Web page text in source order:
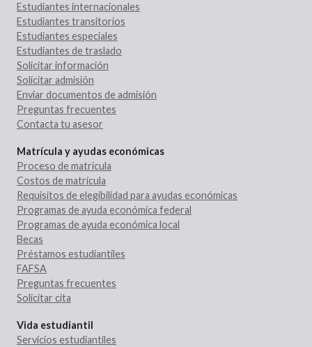
Estudiantes internacionales
Estudiantes transitorios
Estudiantes especiales
Estudiantes de traslado
Solicitar información
Solicitar admisión
Enviar documentos de admisión
Preguntas frecuentes
Contacta tu asesor
Matrícula y ayudas económicas
Proceso de matrícula
Costos de matrícula
Requisitos de elegibilidad para ayudas económicas
Programas de ayuda económica federal
Programas de ayuda económica local
Becas
Préstamos estudiantiles
FAFSA
Preguntas frecuentes
Solicitar cita
Vida estudiantil
Servicios estudiantiles